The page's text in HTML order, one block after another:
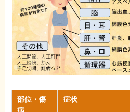
部位・傷
病
症状